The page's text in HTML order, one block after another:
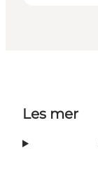
Les mer